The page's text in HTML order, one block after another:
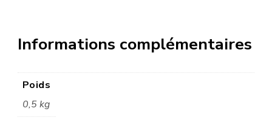
Informations complémentaires
Poids
0,5 kg